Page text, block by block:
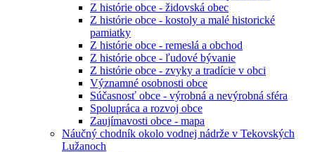
Z histórie obce - židovská obec
Z histórie obce - kostoly a malé historické
pamiatky
Z histórie obce - remeslá a obchod
Z histórie obce - ľudové bývanie
Z histórie obce - zvyky a tradície v obci
Významné osobnosti obce
Súčasnosť obce - výrobná a nevýrobná sféra
Spolupráca a rozvoj obce
Zaujímavosti obce - mapa
Náučný chodník okolo vodnej nádrže v Tekovských
Lužanoch